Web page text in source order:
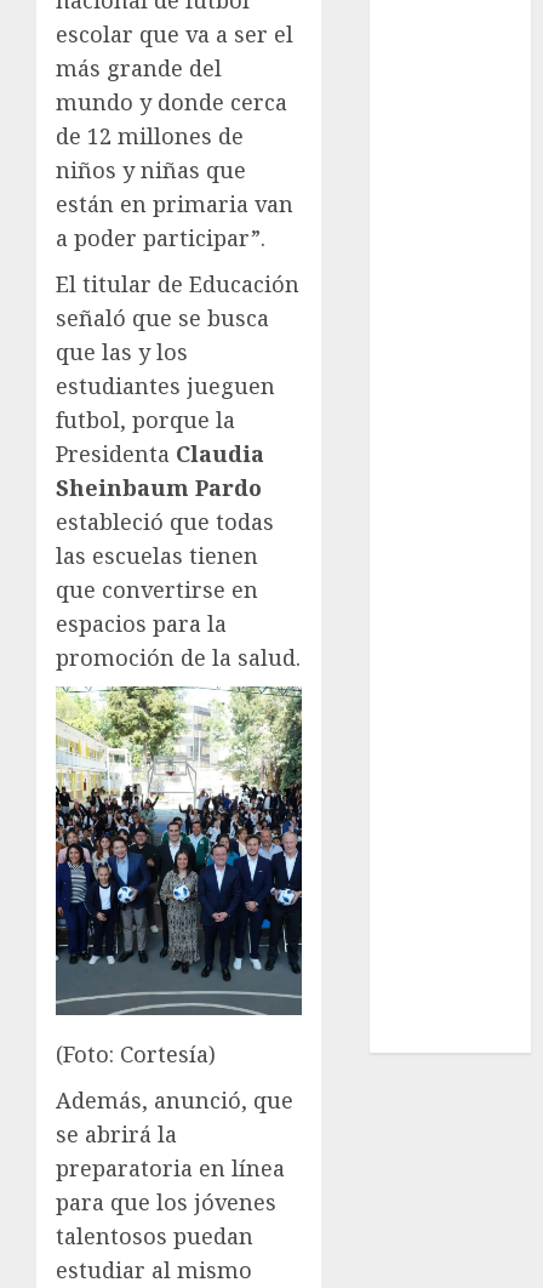
escolar que va a ser el
más grande del
mundo y donde cerca
de 12 millones de
niños y niñas que
están en primaria van
a poder participar”.
El titular de Educación
señaló que se busca
que las y los
estudiantes jueguen
futbol, porque la
Presidenta Claudia
Sheinbaum Pardo
estableció que todas
las escuelas tienen
que convertirse en
espacios para la
promoción de la salud.
(Foto: Cortesía)
Además, anunció, que
se abrirá la
preparatoria en línea
para que los jóvenes
talentosos puedan
estudiar al mismo